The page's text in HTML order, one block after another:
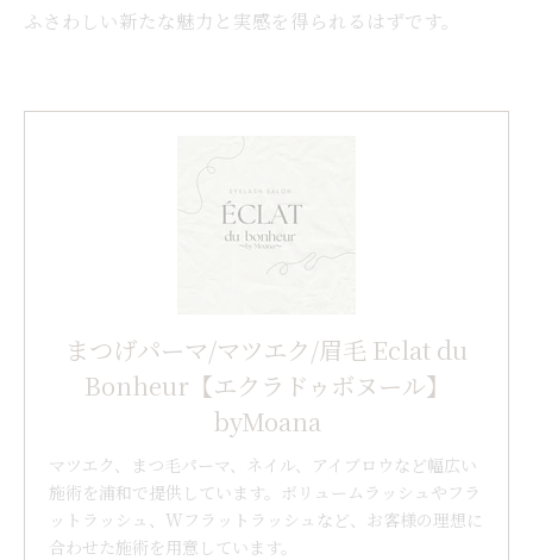
ふさわしい新たな魅力と実感を得られるはずです。
まつげパーマ/マツエク/眉毛 Eclat du
Bonheur【エクラドゥボヌール】
byMoana
マツエク、まつ毛パーマ、ネイル、アイブロウなど幅広い
施術を浦和で提供しています。ボリュームラッシュやフラ
ットラッシュ、Wフラットラッシュなど、お客様の理想に
合わせた施術を用意しています。